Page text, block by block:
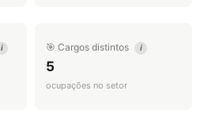
i 🎯 Cargos distintos i
5
ocupações no setor